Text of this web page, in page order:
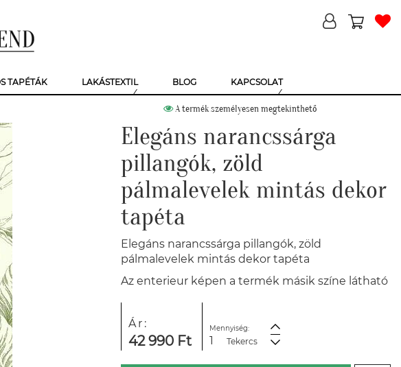
TAPÉTÁK LAKÁSTEXTIL BLOG KAPCSOLAT
A termék személyesen megtekinthető
Elegáns narancssárga
pillangók, zöld
pálmalevelek mintás dekor
tapéta
Elegáns narancssárga pillangók, zöld
pálmalevelek mintás dekor tapéta
Az enterieur képen a termék másik színe látható
Ár:
42 990 Ft
Mennyiség:
Tekercs